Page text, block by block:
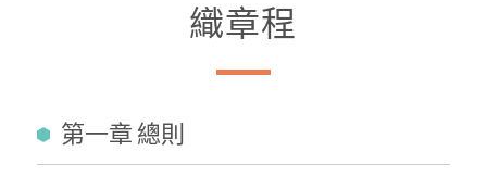
織章程
第一章 總則